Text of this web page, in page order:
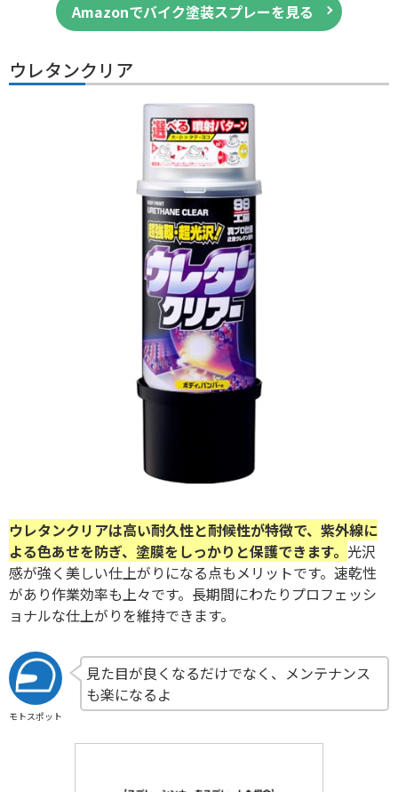
Amazonでバイク塗装スプレーを見る
ウレタンクリア
ウレタンクリアは高い耐久性と耐候性が特徴で、紫外線に
よる色あせを防ぎ、塗膜をしっかりと保護できます。 光沢
感が強く美しい仕上がりになる点もメリットです。速乾性
があり作業効率も上々です。長期間にわたりプロフェッシ
ョナルな仕上がりを維持できます。
モトスポット
見た目が良くなるだけでなく、メンテナンス
も楽になるよ